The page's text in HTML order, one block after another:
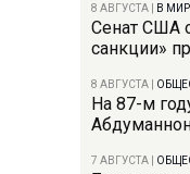
8 АВГУСТА В
Сенат США
санкции»
8 АВГУСТА
На 87-м
7 АВГУСТА